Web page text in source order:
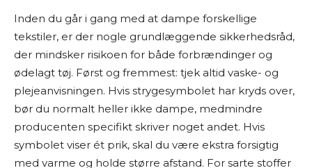
Inden du går i gang med at dampe forskellige
tekstiler, er der nogle grundlæggende sikkerhedsråd,
der mindsker risikoen for både forbrændinger og
ødelagt tøj. Først og fremmest: tjek altid vaske- og
plejeanvisningen. Hvis strygesymbolet har kryds over,
bør du normalt heller ikke dampe, medmindre
producenten specifikt skriver noget andet. Hvis
symbolet viser ét prik, skal du være ekstra forsigtig
med varme og holde større afstand. For sarte stoffer